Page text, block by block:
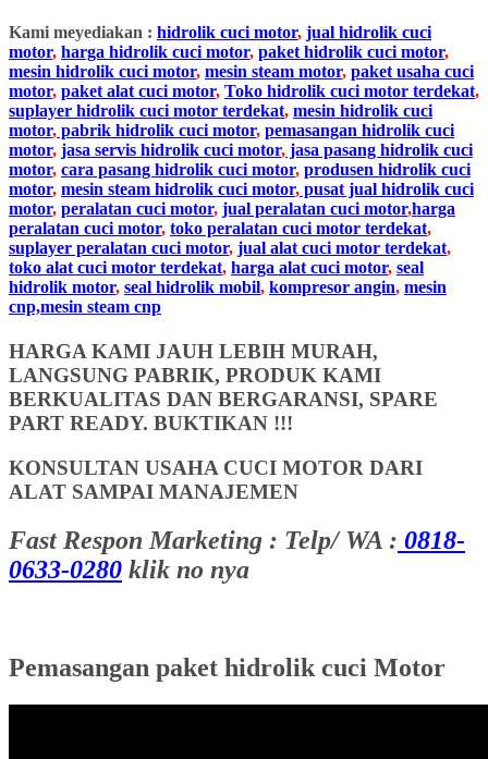
Kami meyediakan : hidrolik cuci motor, jual hidrolik cuci
motor, harga hidrolik cuci motor, paket hidrolik cuci motor,
mesin hidrolik cuci motor, mesin steam motor, paket usaha cuci
motor, paket alat cuci motor, Toko hidrolik cuci motor terdekat,
suplayer hidrolik cuci motor terdekat, mesin hidrolik cuci
motor, pabrik hidrolik cuci motor, pemasangan hidrolik cuci
motor, jasa servis hidrolik cuci motor, jasa pasang hidrolik cuci
motor, cara pasang hidrolik cuci motor, produsen hidrolik cuci
motor, mesin steam hidrolik cuci motor, pusat jual hidrolik cuci
motor, peralatan cuci motor, jual peralatan cuci motor,harga
peralatan cuci motor, toko peralatan cuci motor terdekat,
suplayer peralatan cuci motor, jual alat cuci motor terdekat,
toko alat cuci motor terdekat, harga alat cuci motor, seal
hidrolik motor, seal hidrolik mobil, kompresor angin, mesin
cnp,mesin steam cnp
HARGA KAMI JAUH LEBIH MURAH,
LANGSUNG PABRIK, PRODUK KAMI
BERKUALITAS DAN BERGARANSI, SPARE
PART READY. BUKTIKAN !!!
KONSULTAN USAHA CUCI MOTOR DARI
ALAT SAMPAI MANAJEMEN
Fast Respon Marketing : Telp/ WA : 0818-
0633-0280 klik no nya
Pemasangan paket hidrolik cuci Motor